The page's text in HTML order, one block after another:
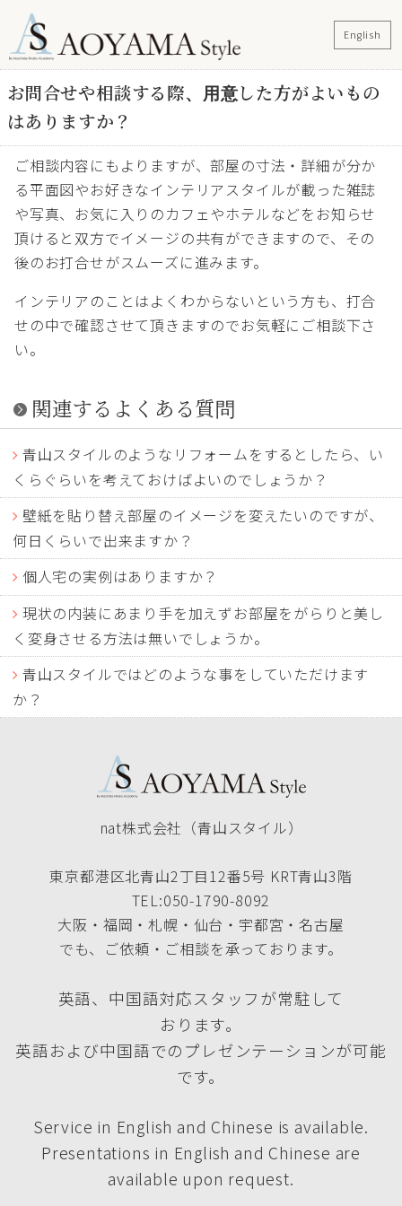
English
お問合せや相談する際、用意した方がよいもの
はありますか？
ご相談内容にもよりますが、部屋の寸法・詳細が分か
る平面図やお好きなインテリアスタイルが載った雑誌
や写真、お気に入りのカフェやホテルなどをお知らせ
頂けると双方でイメージの共有ができますので、その
後のお打合せがスムーズに進みます。
インテリアのことはよくわからないという方も、打合
せの中で確認させて頂きますのでお気軽にご相談下さ
い。
関連するよくある質問
青山スタイルのようなリフォームをするとしたら、い
くらぐらいを考えておけばよいのでしょうか？
壁紙を貼り替え部屋のイメージを変えたいのですが、
何日くらいで出来ますか？
個人宅の実例はありますか？
現状の内装にあまり手を加えずお部屋をがらりと美し
く変身させる方法は無いでしょうか。
青山スタイルではどのような事をしていただけます
か？
nat株式会社（青山スタイル）
東京都港区北青山2丁目12番5号 KRT青山3階
TEL:050-1790-8092
大阪・福岡・札幌・仙台・宇都宮・名古屋
でも、ご依頼・ご相談を承っております。
英語、中国語対応スタッフが常駐して
おります。
英語および中国語でのプレゼンテーションが可能
です。
Service in English and Chinese is available.
Presentations in English and Chinese are
available upon request.